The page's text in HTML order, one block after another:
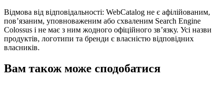
Відмова від відповідальності: WebCatalog не є афілійованим,
пов’язаним, уповноваженим або схваленим Search Engine
Colossus і не має з ним жодного офіційного зв’язку. Усі назви
продуктів, логотипи та бренди є власністю відповідних
власників.
Вам також може сподобатися